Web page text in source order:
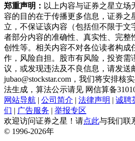
郑重声明： 以上内容与证券之星立场
容的目的在于传播更多信息，证券之
立，不保证该内容（包括但不限于文
者部分内容的准确性、真实性、完整
创性等。相关内容不对各位读者构成
作，风险自担。股市有风险，投资需
议，或发现违法及不良信息，请发送
jubao@stockstar.com，我们将安排核
法生成，算法公示请见 网信算备
网站导航 | 公司简介 | 法律声明 | 诚聘
们 | 广告服务 | 举报专区
欢迎访问证券之星！请点此与我们联
© 1996-2026年